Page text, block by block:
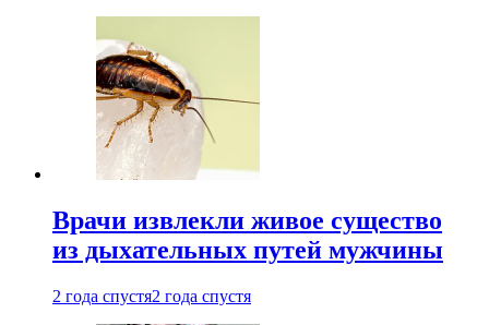
Врачи извлекли живое существо
из дыхательных путей мужчины
2 года спустя2 года спустя